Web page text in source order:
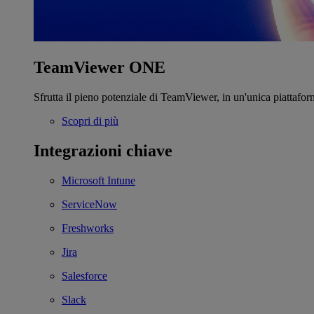
TeamViewer ONE
Sfrutta il pieno potenziale di TeamViewer, in un'unica
Scopri di più
Integrazioni chiave
Microsoft Intune
ServiceNow
Freshworks
Jira
Salesforce
Slack